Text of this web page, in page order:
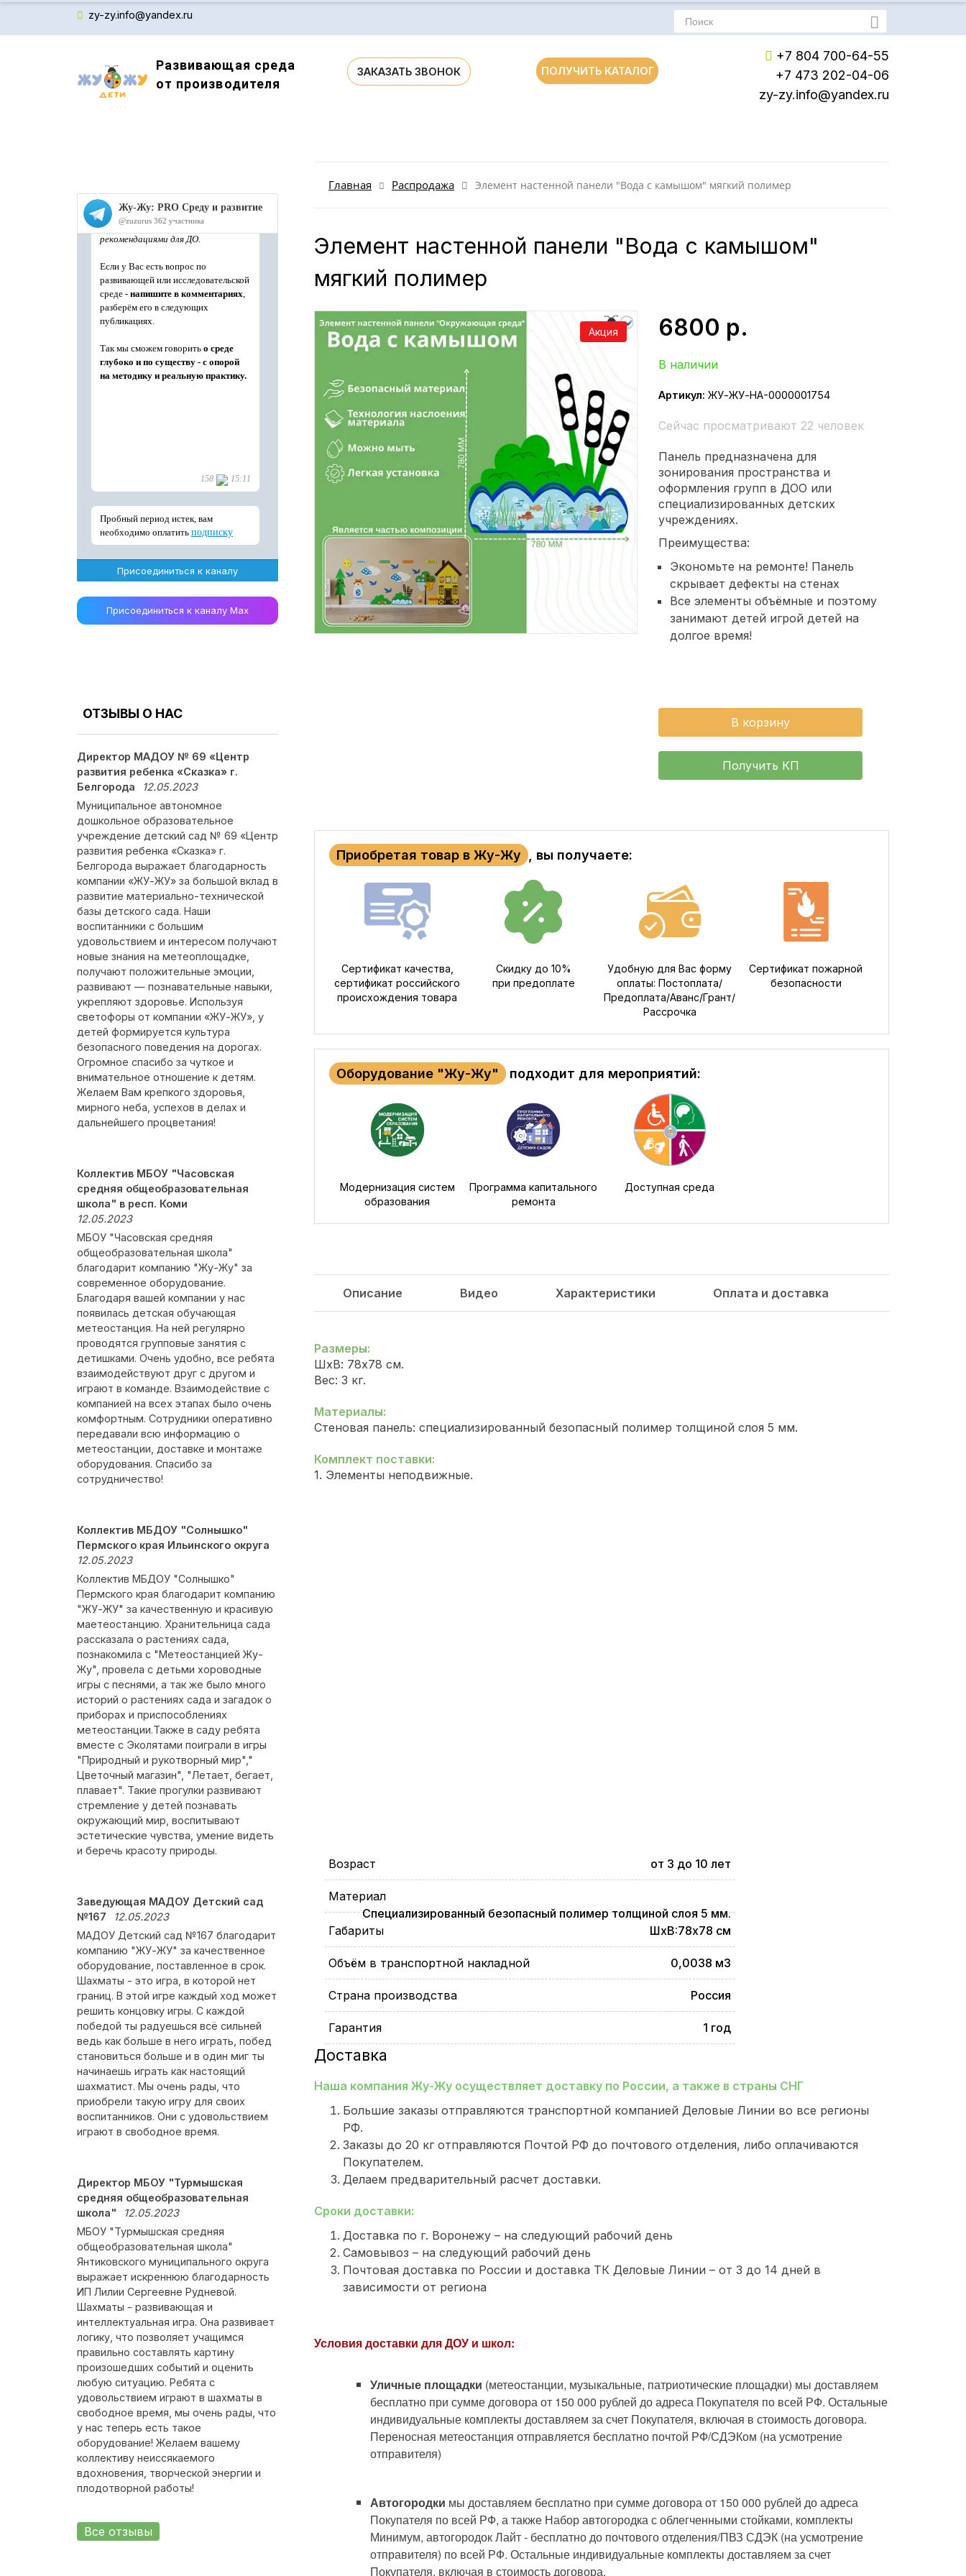
zy-zy.info@yandex.ru
Развивающая среда
от производителя
ЗАКАЗАТЬ ЗВОНОК
+7 804 700-64-55
+7 473 202-04-06
zy-zy.info@yandex.ru
ПОЛУЧИТЬ КАТАЛОГ
Присоединиться к каналу
Присоединиться к каналу Max
ОТЗЫВЫ О НАС
Директор МАДОУ № 69 «Центр
развития ребенка «Сказка» г.
Белгорода
12.05.2023
Муниципальное автономное
дошкольное образовательное
учреждение детский сад № 69 «Центр
развития ребенка «Сказка» г.
Белгорода выражает благодарность
компании «ЖУ-ЖУ» за большой вклад в
развитие материально-технической
базы детского сада. Наши
воспитанники с большим
удовольствием и интересом получают
новые знания на метеоплощадке,
получают положительные эмоции,
развивают — познавательные навыки,
укрепляют здоровье. Используя
светофоры от компании «ЖУ-ЖУ», у
детей формируется культура
безопасного поведения на дорогах.
Огромное спасибо за чуткое и
внимательное отношение к детям.
Желаем Вам крепкого здоровья,
мирного неба, успехов в делах и
дальнейшего процветания!
Коллектив МБОУ "Часовская
средняя общеобразовательная
школа" в респ. Коми
12.05.2023
МБОУ "Часовская средняя
общеобразовательная школа"
благодарит компанию "Жу-Жу" за
современное оборудование.
Благодаря вашей компании у нас
появилась детская обучающая
метеостанция. На ней регулярно
проводятся групповые занятия с
детишками. Очень удобно, все ребята
взаимодействуют друг с другом и
играют в команде. Взаимодействие с
компанией на всех этапах было очень
комфортным. Сотрудники оперативно
передавали всю информацию о
метеостанции, доставке и монтаже
оборудования. Спасибо за
сотрудничество!
Коллектив МБДОУ "Солнышко"
Пермского края Ильинского округа
12.05.2023
Коллектив МБДОУ "Солнышко"
Пермского края благодарит компанию
"ЖУ-ЖУ" за качественную и красивую
маетеостанцию. Хранительница сада
рассказала о растениях сада,
познакомила с "Метеостанцией Жу-
Жу", провела с детьми хороводные
игры с песнями, а так же было много
историй о растениях сада и загадок о
приборах и приспособлениях
метеостанции.Также в саду ребята
вместе с Эколятами поиграли в игры
"Природный и рукотворный мир","
Цветочный магазин", "Летает, бегает,
плавает". Такие прогулки развивают
стремление у детей познавать
окружающий мир, воспитывают
эстетические чувства, умение видеть
и беречь красоту природы.
Заведующая МАДОУ Детский сад
№167
12.05.2023
МАДОУ Детский сад №167 благодарит
компанию "ЖУ-ЖУ" за качественное
оборудование, поставленное в срок.
Шахматы - это игра, в которой нет
границ. В этой игре каждый ход может
решить концовку игры. С каждой
победой ты радуешься всё сильней
ведь как больше в него играть, побед
становиться больше и в один миг ты
начинаешь играть как настоящий
шахматист. Мы очень рады, что
приобрели такую игру для своих
воспитанников. Они с удовольствием
играют в свободное время.
Директор МБОУ "Турмышская
средняя общеобразовательная
школа"
12.05.2023
МБОУ "Турмышская средняя
общеобразовательная школа"
Янтиковского муниципального округа
выражает искреннюю благодарность
ИП Лилии Сергеевне Рудневой.
Шахматы - развивающая и
интеллектуальная игра. Она развивает
логику, что позволяет учащимся
правильно составлять картину
произошедших событий и оценить
любую ситуацию. Ребята с
удовольствием играют в шахматы в
свободное время, мы очень рады, что
у нас теперь есть такое
оборудование! Желаем вашему
коллективу неиссякаемого
вдохновения, творческой энергии и
плодотворной работы!
Все отзывы
Главная Распродажа Элемент настенной панели "Вода с камышом" мягкий полимер
Элемент настенной панели "Вода с камышом"
мягкий полимер
Акция 6800 р.
В наличии
Артикул: ЖУ-ЖУ-НА-0000001754
Сейчас просматривают 22 человек
Панель предназначена для
зонирования пространства и
оформления групп в ДОО или
специализированных детских
учреждениях.
Преимущества:
Экономьте на ремонте! Панель
скрывает дефекты на стенах
Все элементы объёмные и поэтому
занимают детей игрой детей на
долгое время!
В корзину
Получить КП
Приобретая товар в Жу-Жу , вы получаете:
Сертификат качества,
сертификат российского
происхождения товара
Скидку до 10%
при предоплате
Удобную для Вас форму
оплаты: Постоплата/
Предоплата/Аванс/Грант/
Рассрочка
Сертификат пожарной
безопасности
Оборудование "Жу-Жу" подходит для мероприятий:
Модернизация систем
образования
Программа капитального
ремонта
Доступная среда
Описание Видео Характеристики Оплата и доставка
Размеры:
ШхВ: 78х78 см.
Вес: 3 кг.
Материалы:
Стеновая панель: специализированный безопасный полимер толщиной слоя 5 мм.
Комплект поставки:
1. Элементы неподвижные.
Возраст от 3 до 10 лет
Материал
Специализированный безопасный полимер толщиной слоя 5 мм.
Габариты
ШхВ:78х78 см
Объём в транспортной накладной 0,0038 м3
Страна производства Россия
Гарантия 1 год
Доставка
Наша компания Жу-Жу осуществляет доставку по России, а также в страны СНГ
Большие заказы отправляются транспортной компанией Деловые Линии во все регионы
РФ.
Заказы до 20 кг отправляются Почтой РФ до почтового отделения, либо оплачиваются
Покупателем.
Делаем предварительный расчет доставки.
Сроки доставки:
Доставка по г. Воронежу – на следующий рабочий день
Самовывоз – на следующий рабочий день
Почтовая доставка по России и доставка ТК Деловые Линии – от 3 до 14 дней в
зависимости от региона
Условия доставки для ДОУ и школ:
Уличные площадки (метеостанции, музыкальные, патриотические площадки) мы доставляем
бесплатно при сумме договора от 150 000 рублей до адреса Покупателя по всей РФ. Остальные
индивидуальные комплекты доставляем за счет Покупателя, включая в стоимость договора.
Переносная метеостанция отправляется бесплатно почтой РФ/СДЭКом (на усмотрение
отправителя)
Автогородки мы доставляем бесплатно при сумме договора от 150 000 рублей до адреса
Покупателя по всей РФ, а также Набор автогородка с облегченными стойками, комплекты
Минимум, автогородок Лайт - бесплатно до почтового отделения/ПВЗ СДЭК (на усмотрение
отправителя) по всей РФ. Остальные индивидуальные комплекты доставляем за счет
Покупателя, включая в стоимость договора.